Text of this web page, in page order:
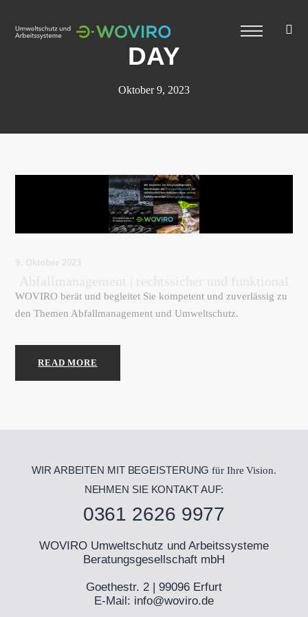
DAY
Oktober 9, 2023
WOVIRO berät und begleitet Sie kompetent und zuverlässig zu
den Themen Abfallmanagement und Umweltschutz.
READ MORE
WIR ARBEITEN MIT BEGEISTERUNGfür Ihre Vision.
NEHMEN SIE KONTAKT AUF:
0361 2626 9977
WOVIRO Umweltschutz und Arbeitssysteme
Beratungsgesellschaft mbH
Goethestr. 2 | 99096 Erfurt
E-Mail: info@woviro.de